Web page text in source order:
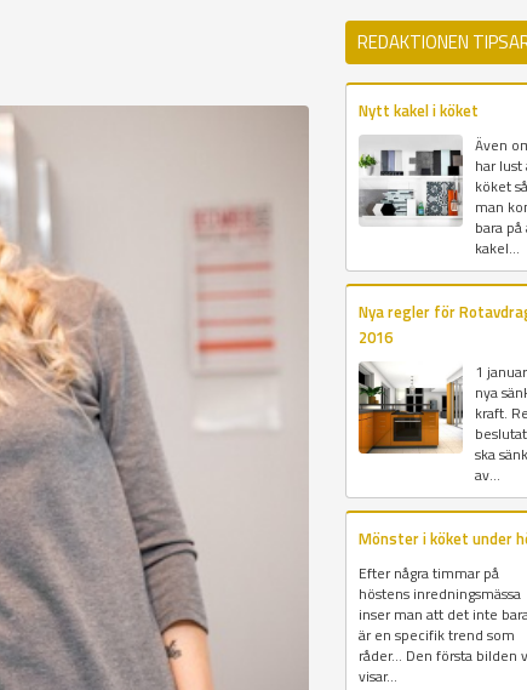
REDAKTIONEN
Nytt kakel i köket
Även
har
köket
man
bara
kakel...
Nya regler för
2016
1
nya
kraft.
ska
av...
Mönster i köket under
Efter några timmar på
höstens inredningsmässa
inser man att det inte
är en specifik trend som
råder... Den första bilden
visar...